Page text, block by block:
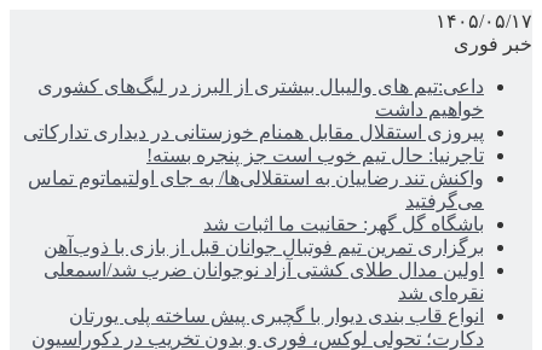
۱۴۰۵/۰۵/۱۷
خبر فوری
داعی:تیم های والیبال بیشتری از البرز در لیگ‌های کشوری
خواهیم داشت
پیروزی استقلال مقابل همنام خوزستانی در دیداری تدارکاتی
تاجرنیا: حال تیم خوب است جز پنجره بسته!
واکنش تند رضاییان به استقلالی‌ها/ به جای اولتیماتوم تماس
می‌گرفتید
باشگاه گل گهر: حقانیت ما اثبات شد
برگزاری تمرین تیم فوتبال جوانان قبل از بازی با ذوب‌آهن
اولین مدال طلای کشتی آزاد نوجوانان ضرب شد/اسمعلی
نقره‌ای شد
انواع قاب بندی دیوار با گچبری پیش ساخته پلی یورتان
دکارت؛ تحولی لوکس، فوری و بدون تخریب در دکوراسیون